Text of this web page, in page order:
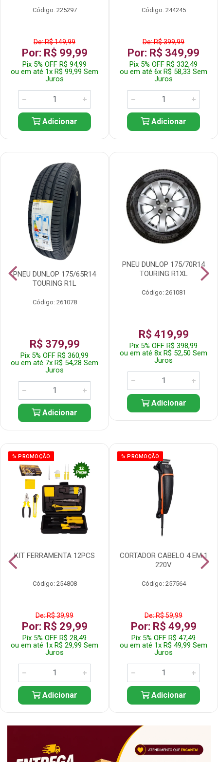
Código: 225297
De: R$ 149,99
Por: R$ 99,99
Pix 5% OFF R$ 94,99
ou em até 1x R$ 99,99 Sem
Juros
Adicionar
Código: 244245
De: R$ 399,99
Por: R$ 349,99
Pix 5% OFF R$ 332,49
ou em até 6x R$ 58,33 Sem
Juros
Adicionar
PNEU DUNLOP 175/65R14
TOURING R1L
Código: 261078
R$ 379,99
Pix 5% OFF R$ 360,99
ou em até 7x R$ 54,28 Sem
Juros
Adicionar
PNEU DUNLOP 175/70R14
TOURING R1XL
Código: 261081
R$ 419,99
Pix 5% OFF R$ 398,99
ou em até 8x R$ 52,50 Sem
Juros
Adicionar
% PROMOÇÃO
KIT FERRAMENTA 12PCS
Código: 254808
De: R$ 39,99
Por: R$ 29,99
Pix 5% OFF R$ 28,49
ou em até 1x R$ 29,99 Sem
Juros
Adicionar
% PROMOÇÃO
CORTADOR CABELO 4 EM 1
220V
Código: 257564
De: R$ 59,99
Por: R$ 49,99
Pix 5% OFF R$ 47,49
ou em até 1x R$ 49,99 Sem
Juros
Adicionar